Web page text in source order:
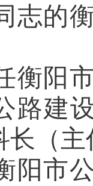
志的
衡阳
路建
长（
阳市